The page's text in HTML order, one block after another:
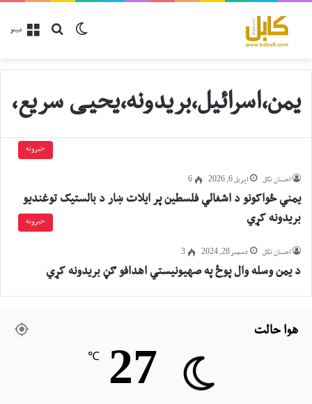
مینو پلټل
Switch skin
یمن،اسرائیل،بریدونه،یحیی سریع،
خبرونه
احسان تکل اپریل 6, 2026 6
یمني ځواکونو د اشغالي فلسطین پر ایلات ښار د بالستیک توغندیو
بریدونه کړي
خبرونه
احسان تکل دسمبر 28, 2024 3
د یمن وسله وال پوځ په صهیونیستي اهدافو ګڼ بریدونه کړي
هوا حالت
27
℃